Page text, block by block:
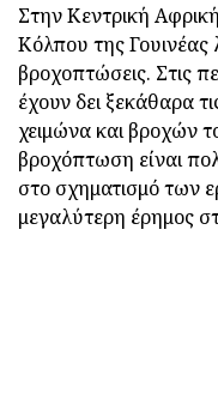
Στην Κεντρική
Κόλπου της
βροχοπτώσεις. Στις
έχουν δει ξεκάθαρα
χειμώνα και βροχών
βροχόπτωση είναι
στο σχηματισμό των
μεγαλύτερη έρημος